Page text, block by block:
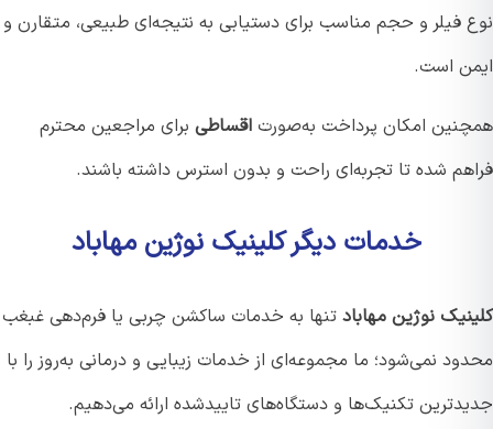
فیلر و حجم مناسب برای دستیابی به نتیجه‌ای طبیعی، متقارن و
است.
امکان پرداخت به‌صورتاقساطیبرای مراجعین محترم
شده تا تجربه‌ای راحت و بدون استرس داشته باشند.
خدمات دیگر کلینیک نوژین مهاباد
نوژین مهابادتنها به خدمات ساکشن چربی یا فرم‌دهی غبغب
نمی‌شود؛ ما مجموعه‌ای از خدمات زیبایی و درمانی به‌روز را با
تکنیک‌ها و دستگاه‌های تایید‌شده ارائه می‌دهیم.